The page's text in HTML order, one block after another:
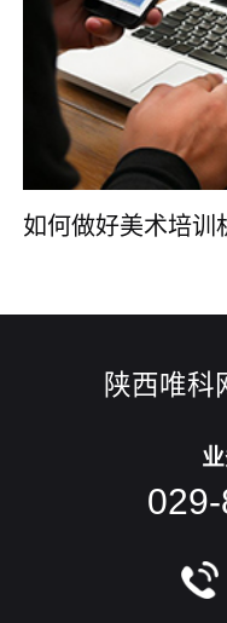
如何做好美术培训
陕西唯科